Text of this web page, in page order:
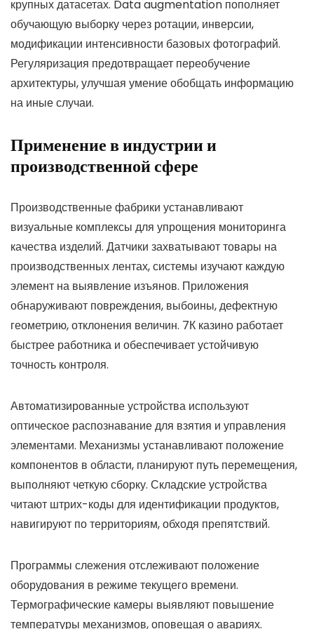
крупных датасетах. Data augmentation пополняет
обучающую выборку через ротации, инверсии,
модификации интенсивности базовых фотографий.
Регуляризация предотвращает переобучение
архитектуры, улучшая умение обобщать информацию
на иные случаи.
Применение в индустрии и
производственной сфере
Производственные фабрики устанавливают
визуальные комплексы для упрощения мониторинга
качества изделий. Датчики захватывают товары на
производственных лентах, системы изучают каждую
элемент на выявление изъянов. Приложения
обнаруживают повреждения, выбоины, дефектную
геометрию, отклонения величин. 7К казино работает
быстрее работника и обеспечивает устойчивую
точность контроля.
Автоматизированные устройства используют
оптическое распознавание для взятия и управления
элементами. Механизмы устанавливают положение
компонентов в области, планируют путь перемещения,
выполняют четкую сборку. Складские устройства
читают штрих-коды для идентификации продуктов,
навигируют по территориям, обходя препятствий.
Программы слежения отслеживают положение
оборудования в режиме текущего времени.
Термографические камеры выявляют повышение
температуры механизмов, оповещая о авариях.